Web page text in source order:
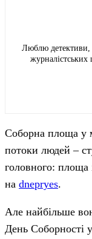
Люблю детективи,
Соборна площа у
потоки людей –
головного: площа
на dnepryes.
Але найбільше
День Соборності